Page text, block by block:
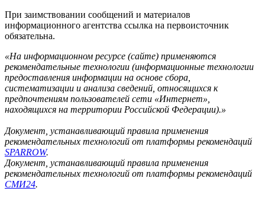
При заимствовании сообщений и материалов
информационного агентства ссылка на первоисточник
обязательна.
«На информационном ресурсе (сайте) применяются
рекомендательные технологии (информационные технологии
предоставления информации на основе сбора,
систематизации и анализа сведений, относящихся к
предпочтениям пользователей сети «Интернет»,
находящихся на территории Российской Федерации).»
Документ, устанавливающий правила применения
рекомендательных технологий от платформы рекомендаций
SPARROW.
Документ, устанавливающий правила применения
рекомендательных технологий от платформы рекомендаций
СМИ24.